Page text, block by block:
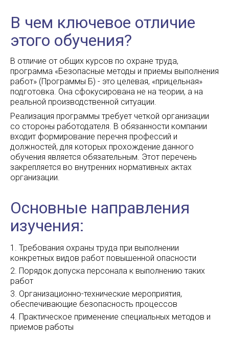
В чем ключевое отличие
этого обучения?
В отличие от общих курсов по охране труда,
программа «Безопасные методы и приемы выполнения
работ» (Программы Б) - это целевая, «прицельная»
подготовка. Она сфокусирована не на теории, а на
реальной производственной ситуации.
Реализация программы требует четкой организации
со стороны работодателя. В обязанности компании
входит формирование перечня профессий и
должностей, для которых прохождение данного
обучения является обязательным. Этот перечень
закрепляется во внутренних нормативных актах
организации.
Основные направления
изучения:
Требования охраны труда при выполнении
конкретных видов работ повышенной опасности
Порядок допуска персонала к выполнению таких
работ
Организационно-технические мероприятия,
обеспечивающие безопасность процессов
Практическое применение специальных методов и
приемов работы